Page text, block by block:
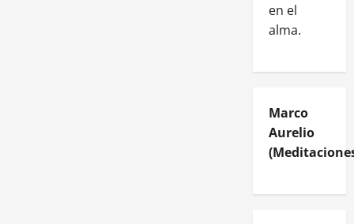
en el
alma.
Marco
Aurelio